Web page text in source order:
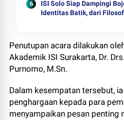
ISI Solo Siap Dampingi
Identitas Batik, dari
Penutupan acara dilakukan
Akademik ISI Surakarta, Dr.
Purnomo, M.Sn.
Dalam kesempatan tersebut,
penghargaan kepada para
menyampaikan pesan penting